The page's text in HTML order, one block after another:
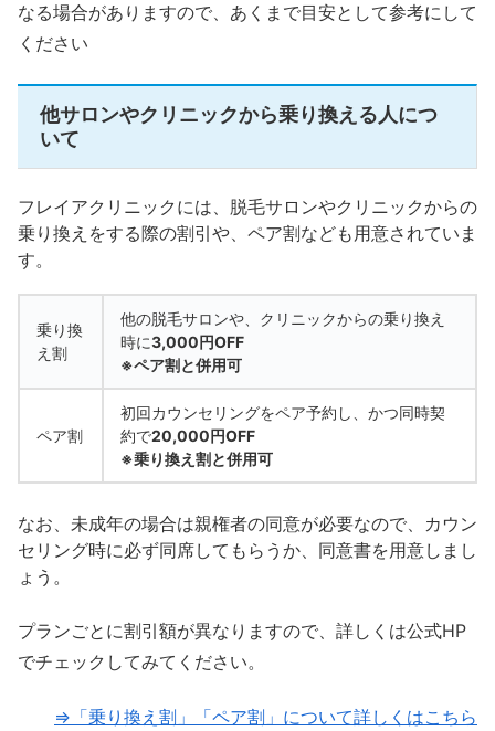
なる場合がありますので、あくまで目安として参考にして
ください
他サロンやクリニックから乗り換える人につ
いて
フレイアクリニックには、脱毛サロンやクリニックからの
乗り換えをする際の割引や、ペア割なども用意されていま
す。
乗り換
え割
他の脱毛サロンや、クリニックからの乗り換え
時に3,000円OFF
※ペア割と併用可
ペア割
初回カウンセリングをペア予約し、かつ同時契
約で20,000円OFF
※乗り換え割と併用可
なお、未成年の場合は親権者の同意が必要なので、カウン
セリング時に必ず同席してもらうか、同意書を用意しまし
ょう。
プランごとに割引額が異なりますので、詳しくは公式HP
でチェックしてみてください。
⇒「乗り換え割」「ペア割」について詳しくはこちら